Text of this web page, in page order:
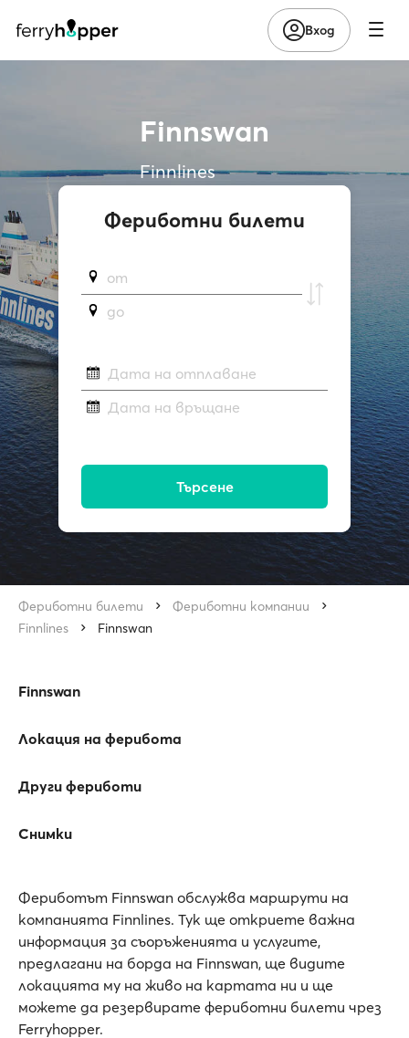
Вход
Finnswan
Finnlines
Фериботни билети
от
до
Дата на отплаване
Дата на връщане
Търсене
Фериботни билети
Фериботни компании
Finnlines
Finnswan
Finnswan
Локация на ферибота
Други фериботи
Снимки
Фериботът Finnswan обслужва маршрути на
компанията Finnlines. Тук ще откриете важна
информация за съоръженията и услугите,
предлагани на борда на Finnswan, ще видите
локацията му на живо на картата ни и ще
можете да резервирате фериботни билети чрез
Ferryhopper.